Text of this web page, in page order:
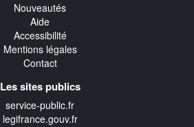
Nouveautés
Aide
Accessibilité
Mentions légales
Contact
Les sites publics
service-public.fr
legifrance.gouv.fr